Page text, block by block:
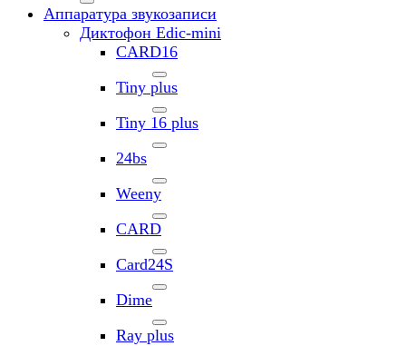
Аппаратура звукозаписи
Диктофон Edic-mini
CARD16
Tiny plus
Tiny 16 plus
24bs
Weeny
CARD
Card24S
Dime
Ray plus